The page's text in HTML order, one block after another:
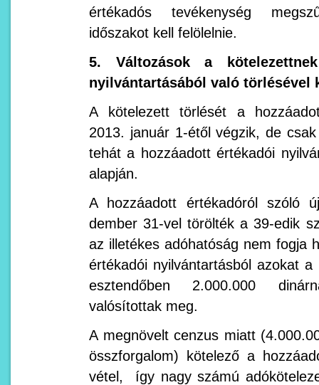
értékadós tevékenység
időszakot kell felölelnie.
5. Változások a
nyilvántartásából való törlésével
A kötelezett törlését a
2013. január 1-étől végzik, de
tehát a hozzáadott értékadói
alapján.
A hozzáadott értékadóról szóló
dember 31-vel törölték a 39-edik
az illetékes adóhatóság nem fogja
értékadói nyilvántartásból azokat
esztendőben 2.000.000
valósítottak meg.
A megnövelt cenzus miatt
összforgalom) kötelező a
vétel, így nagy számú